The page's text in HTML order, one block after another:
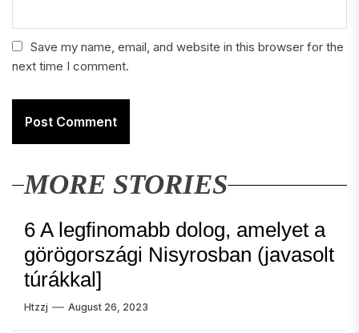
Save my name, email, and website in this browser for the
next time I comment.
MORE STORIES
6 A legfinomabb dolog, amelyet a
görögországi Nisyrosban (javasolt
túrákkal]
Htzzj August 26, 2023